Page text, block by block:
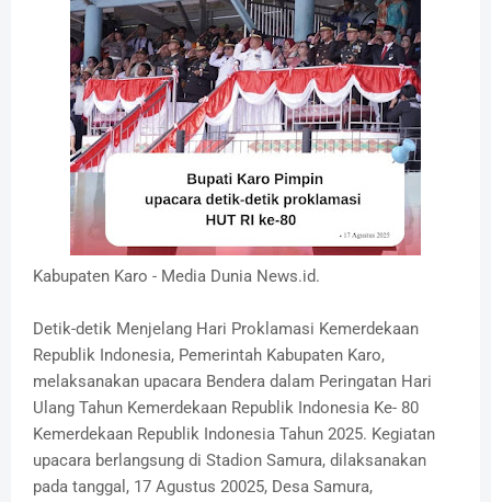
Kabupaten Karo - Media Dunia News.id.
Detik-detik Menjelang Hari Proklamasi Kemerdekaan
Republik Indonesia, Pemerintah Kabupaten Karo,
melaksanakan upacara Bendera dalam Peringatan Hari
Ulang Tahun Kemerdekaan Republik Indonesia Ke- 80
Kemerdekaan Republik Indonesia Tahun 2025. Kegiatan
upacara berlangsung di Stadion Samura, dilaksanakan
pada tanggal, 17 Agustus 20025, Desa Samura,